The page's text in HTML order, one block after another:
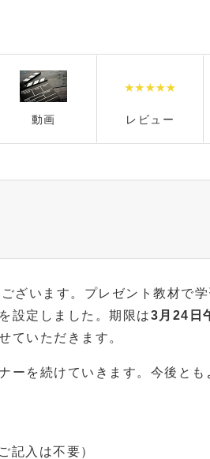
動画 レビュー
ざいます。プレゼント教材で学
設定しました。期限は3月24日
ていただきます。
ーを続けていきます。今後とも
記入は不要）